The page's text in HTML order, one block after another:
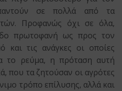
σε πολλά από τα
Προφανώς όχι σε όλα,
πρωτοφανή ως προς τον
και τις ανάγκες οι οποίες
το ρεύμα, η πρόταση αυτή
που τα ζητούσαν οι αγρότες
τρόπο επίλυσης, αλλά και